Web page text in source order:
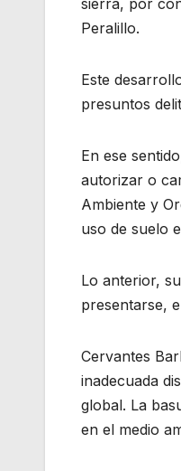
sierra, por
Peralillo.
Este
presuntos
En ese
autorizar o
Ambiente y
uso de suelo
Lo anterior,
presentarse,
Cervantes
inadecuada
global. La
en el medio